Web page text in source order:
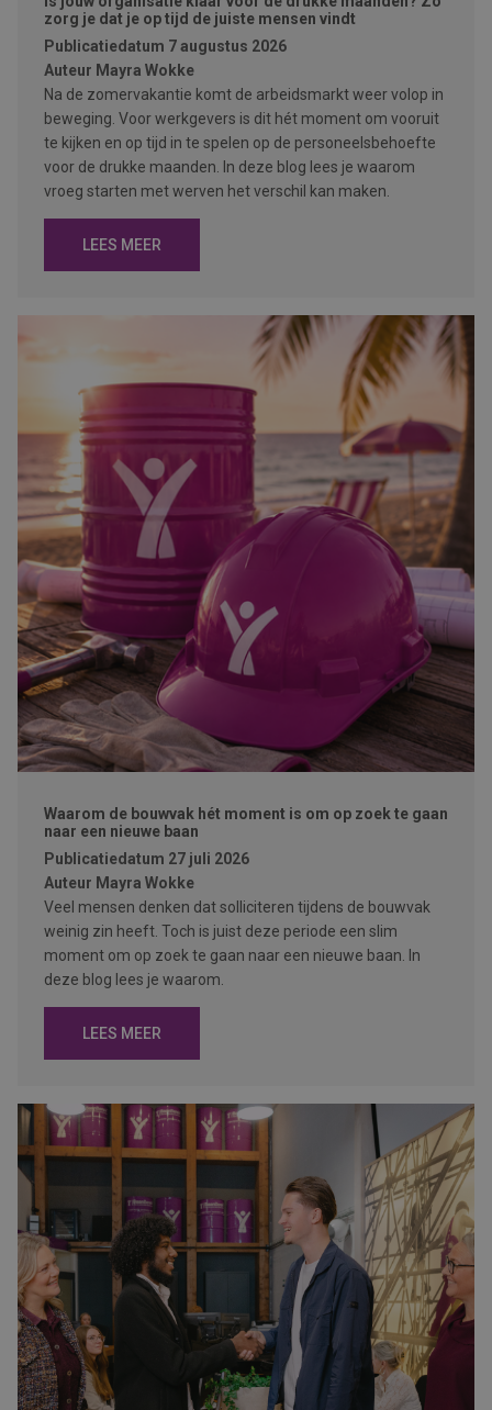
zorg je dat je op tijd de juiste mensen vindt
Publicatiedatum 7 augustus 2026
Auteur Mayra Wokke
Na de zomervakantie komt de arbeidsmarkt weer volop in
beweging. Voor werkgevers is dit hét moment om vooruit
te kijken en op tijd in te spelen op de personeelsbehoefte
voor de drukke maanden. In deze blog lees je waarom
vroeg starten met werven het verschil kan maken.
LEES MEER
Waarom de bouwvak hét moment is om op zoek te gaan
naar een nieuwe baan
Publicatiedatum 27 juli 2026
Auteur Mayra Wokke
Veel mensen denken dat solliciteren tijdens de bouwvak
weinig zin heeft. Toch is juist deze periode een slim
moment om op zoek te gaan naar een nieuwe baan. In
deze blog lees je waarom.
LEES MEER